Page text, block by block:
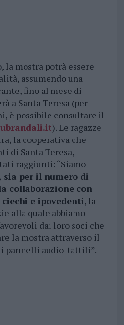
la mostra potrà essere
assumendo una
fino al mese di
a Santa Teresa (per
è possibile consultare il
). Le ragazze
la cooperativa che
di Santa Teresa,
raggiunti: “Siamo
per il numero di
collaborazione con
ciechi e ipovedenti, la
alla quale abbiamo
dai loro soci che
la mostra attraverso il
pannelli audio-tattili”.